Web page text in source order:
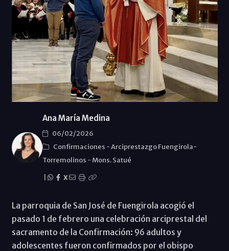
Ana María Medina
06/02/2026
Confirmaciones -Arciprestazgo Fuengirola-
Torremolinos - Mons. Satué
X
La parroquia de San José de Fuengirola acogió el
pasado 1 de febrero una celebración arciprestal del
sacramento de la Confirmación: 96 adultos y
adolescentes fueron confirmados por el obispo